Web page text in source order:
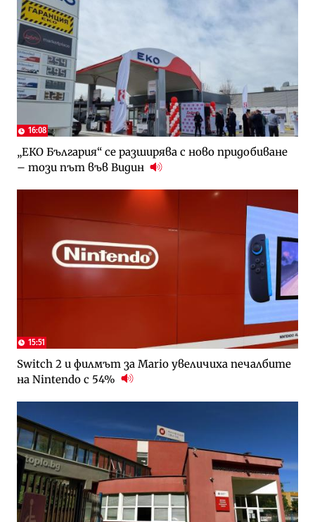
16:08
„ЕКО България“ се разширява с ново придобиване
– този път във Видин
15:51
Switch 2 и филмът за Mario увеличиха печалбите
на Nintendo с 54%